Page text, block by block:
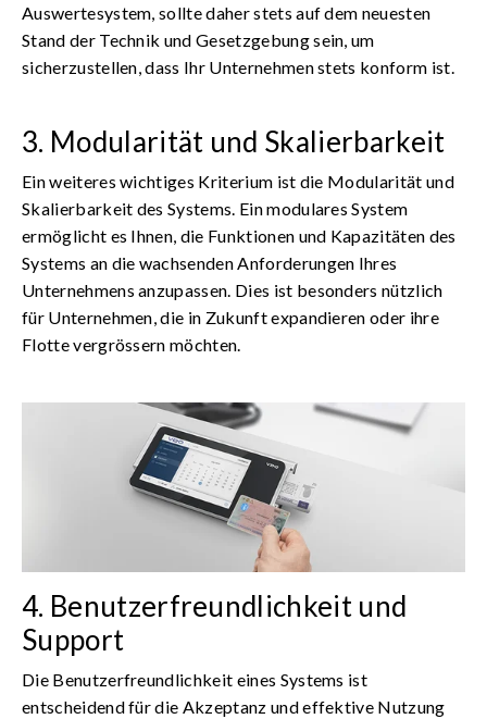
Auswertesystem, sollte daher stets auf dem neuesten
Stand der Technik und Gesetzgebung sein, um
sicherzustellen, dass Ihr Unternehmen stets konform ist.
3. Modularität und Skalierbarkeit
Ein weiteres wichtiges Kriterium ist die Modularität und
Skalierbarkeit des Systems. Ein modulares System
ermöglicht es Ihnen, die Funktionen und Kapazitäten des
Systems an die wachsenden Anforderungen Ihres
Unternehmens anzupassen. Dies ist besonders nützlich
für Unternehmen, die in Zukunft expandieren oder ihre
Flotte vergrössern möchten.
4. Benutzerfreundlichkeit und
Support
Die Benutzerfreundlichkeit eines Systems ist
entscheidend für die Akzeptanz und effektive Nutzung